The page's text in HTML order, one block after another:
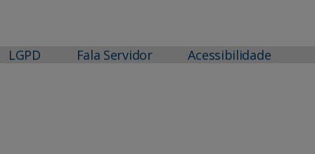
LGPD Fala Servidor Acessibilidade